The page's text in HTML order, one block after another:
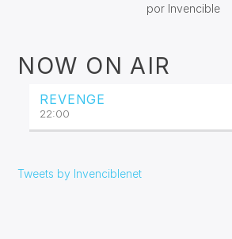
por Invencible
NOW ON AIR
REVENGE
22:00
Tweets by Invenciblenet